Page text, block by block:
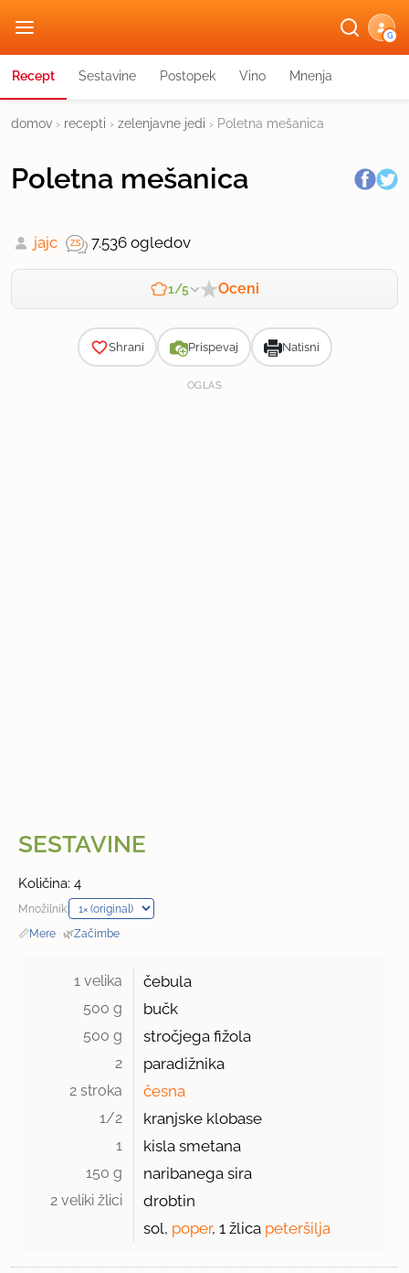
G
Recept Sestavine Postopek Vino Mnenja
domov › recepti › zelenjavne jedi › Poletna mešanica
Poletna mešanica
jajc 7.536 ogledov
1/5 Oceni
Shrani Prispevaj Natisni
OGLAS
SESTAVINE
Količina: 4
Množilnik:
📏Mere · 🌿Začimbe
1 velika čebula
500 g bučk
500 g stročjega fižola
2 paradižnika
2 stroka česna
1/2 kranjske klobase
1 kisla smetana
150 g naribanega sira
2 veliki žlici
drobtin
sol, poper, 1 žlica peteršilja